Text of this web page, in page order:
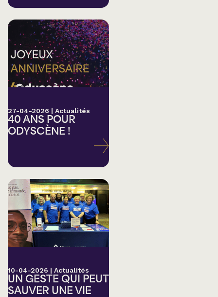
27-04-2026 | Actualités
40 ANS POUR
ODYSCÈNE !
10-04-2026 | Actualités
UN GESTE QUI PEUT
SAUVER UNE VIE